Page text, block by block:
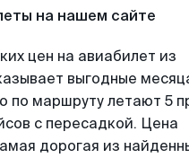
на нашем сайте
цен на авиабилет из
выгодные
по маршруту летают 5
с пересадкой. Цена
дорогая из